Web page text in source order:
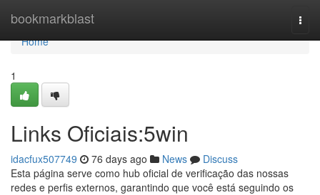
bookmarkblast
Home
Home
1
Links Oficiais:5win
idacfux507749 76 days ago News
Discuss
Esta página serve como hub oficial de verificação das nossas
redes e perfis externos, garantindo que você está seguindo os